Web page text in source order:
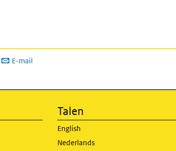
E-mail
Talen
English
Nederlands